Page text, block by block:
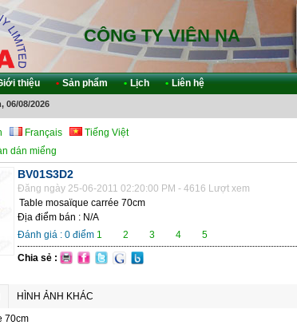
CÔNG TY VIÊN NA
thiệu • Sản phẩm • Lịch • Liên hệ
06/08/2026
Français Tiếng Việt
dán miểng
BV01S3D2
Đăng ngày 25-06-2011 02:20:00 PM - 4616 Lượt xem
Table mosaïque carrée 70cm
Địa điểm bán : N/A
Đánh giá : 0 điểm 1 2 3 4 5
Chia sẻ :
HÌNH ẢNH KHÁC
70cm